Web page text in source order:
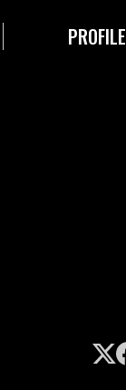
PROFILE